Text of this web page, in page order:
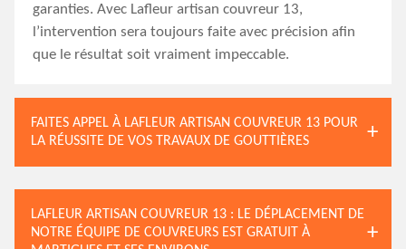
garanties. Avec Lafleur artisan couvreur 13,
l’intervention sera toujours faite avec précision afin
que le résultat soit vraiment impeccable.
FAITES APPEL À LAFLEUR ARTISAN COUVREUR 13 POUR
LA RÉUSSITE DE VOS TRAVAUX DE GOUTTIÈRES
LAFLEUR ARTISAN COUVREUR 13 : LE DÉPLACEMENT DE
NOTRE ÉQUIPE DE COUVREURS EST GRATUIT À